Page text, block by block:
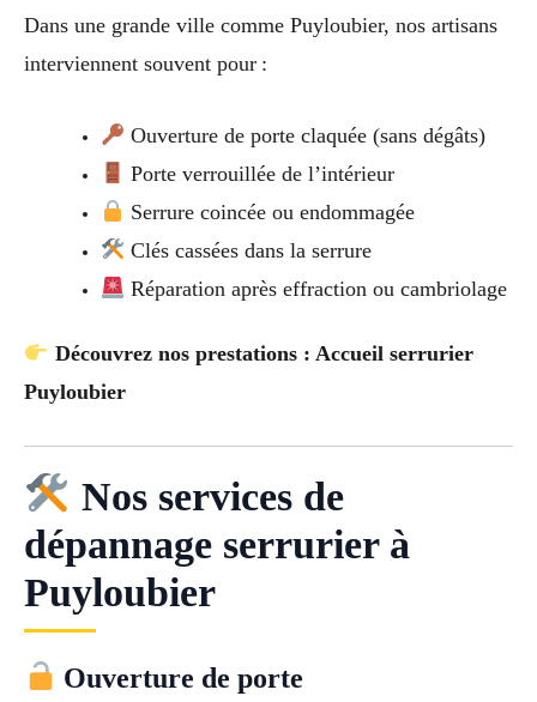
Dans une grande ville comme Puyloubier, nos artisans
interviennent souvent pour :
Ouverture de porte claquée (sans dégâts)
Porte verrouillée de l’intérieur
Serrure coincée ou endommagée
Clés cassées dans la serrure
Réparation après effraction ou cambriolage
Découvrez nos prestations : Accueil serrurier
Puyloubier
Nos services de
dépannage serrurier à
Puyloubier
Ouverture de porte